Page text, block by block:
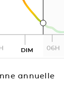
DIM 06H
annuelle